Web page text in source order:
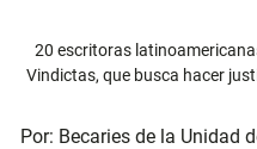
20 escritoras
Vindictas, que busca hacer
Por: Becaries de la Unidad